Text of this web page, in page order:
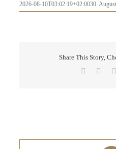
2026-08-10T03:02:19+02:0030.
Share This Story,
Facebook